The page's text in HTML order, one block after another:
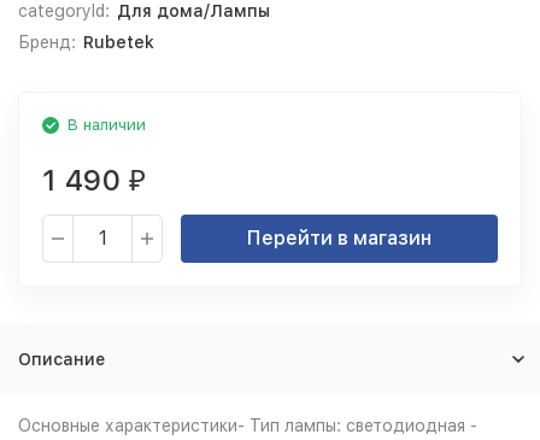
categoryId: Для дома/Лампы
Бренд: Rubetek
В наличии
1 490 ₽
Перейти в магазин
Описание
Основные характеристики- Тип лампы: светодиодная -